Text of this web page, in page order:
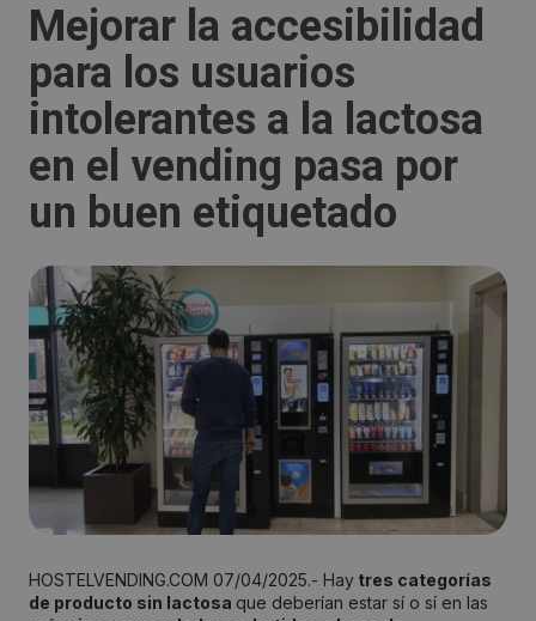
Mejorar la accesibilidad
para los usuarios
intolerantes a la lactosa
en el vending pasa por
un buen etiquetado
HOSTELVENDING.COM 07/04/2025.- Hay tres categorías
de producto sin lactosa que deberían estar sí o sí en las